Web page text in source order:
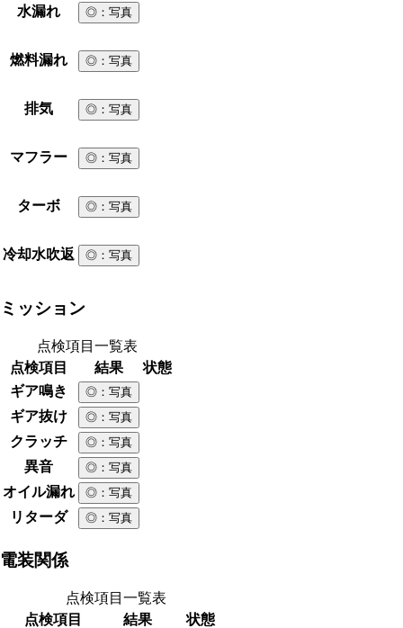
水漏れ ◎ ：写真
燃料漏れ ◎ ：写真
排気 ◎ ：写真
マフラー ◎ ：写真
ターボ ◎ ：写真
冷却水吹返 ◎ ：写真
ミッション
点検項目一覧表
点検項目
結果
状態
ギア鳴き
◎ ：写真
ギア抜け ◎ ：写真
クラッチ ◎ ：写真
異音 ◎ ：写真
オイル漏れ ◎ ：写真
リターダ ◎ ：写真
電装関係
点検項目一覧表
点検項目
結果
状態